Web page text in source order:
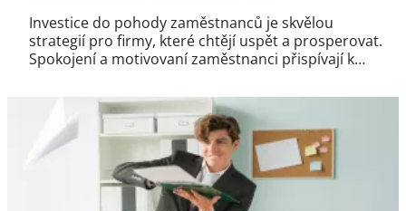
Investice do pohody zaměstnanců je skvělou
strategií pro firmy, které chtějí uspět a prosperovat.
Spokojení a motivovaní zaměstnanci přispívají k…